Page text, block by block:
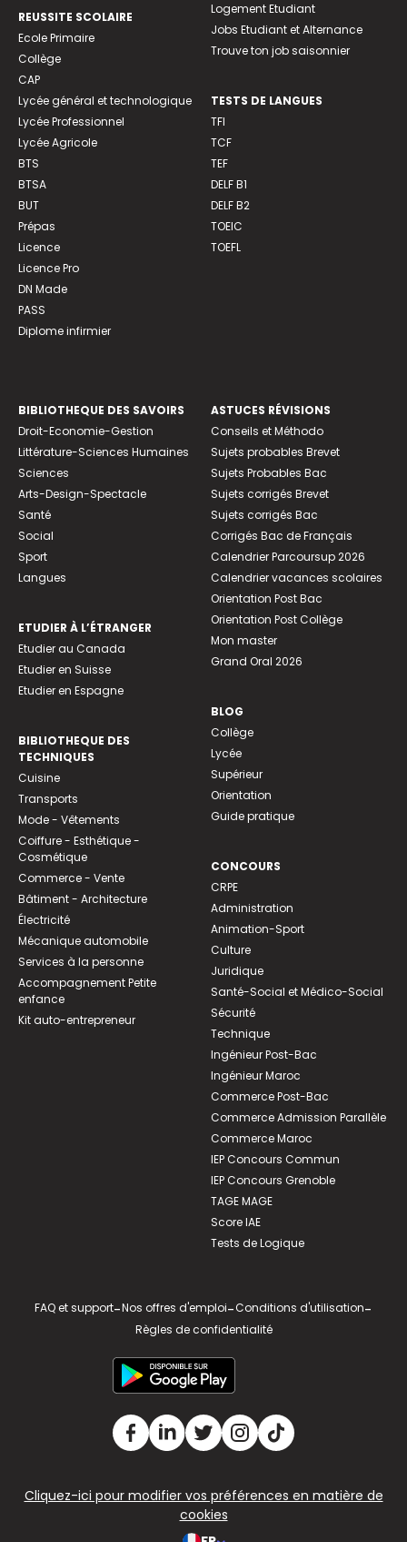
REUSSITE SCOLAIRE
Ecole Primaire
Collège
CAP
Lycée général et technologique
Lycée Professionnel
Lycée Agricole
BTS
BTSA
BUT
Prépas
Licence
Licence Pro
DN Made
PASS
Diplome infirmier
Logement Etudiant
Jobs Etudiant et Alternance
Trouve ton job saisonnier
TESTS DE LANGUES
TFI
TCF
TEF
DELF B1
DELF B2
TOEIC
TOEFL
BIBLIOTHEQUE DES SAVOIRS
Droit-Economie-Gestion
Littérature-Sciences Humaines
Sciences
Arts-Design-Spectacle
Santé
Social
Sport
Langues
ETUDIER À L’ÉTRANGER
Etudier au Canada
Etudier en Suisse
Etudier en Espagne
BIBLIOTHEQUE DES
TECHNIQUES
Cuisine
Transports
Mode - Vêtements
Coiffure - Esthétique -
Cosmétique
Commerce - Vente
Bâtiment - Architecture
Électricité
Mécanique automobile
Services à la personne
Accompagnement Petite
enfance
Kit auto-entrepreneur
ASTUCES RÉVISIONS
Conseils et Méthodo
Sujets probables Brevet
Sujets Probables Bac
Sujets corrigés Brevet
Sujets corrigés Bac
Corrigés Bac de Français
Calendrier Parcoursup 2026
Calendrier vacances scolaires
Orientation Post Bac
Orientation Post Collège
Mon master
Grand Oral 2026
BLOG
Collège
Lycée
Supérieur
Orientation
Guide pratique
CONCOURS
CRPE
Administration
Animation-Sport
Culture
Juridique
Santé-Social et Médico-Social
Sécurité
Technique
Ingénieur Post-Bac
Ingénieur Maroc
Commerce Post-Bac
Commerce Admission Parallèle
Commerce Maroc
IEP Concours Commun
IEP Concours Grenoble
TAGE MAGE
Score IAE
Tests de Logique
FAQ et support-Nos offres d'emploi-Conditions d'utilisation-
Règles de confidentialité
Cliquez-ici pour modifier vos préférences en matière de
cookies